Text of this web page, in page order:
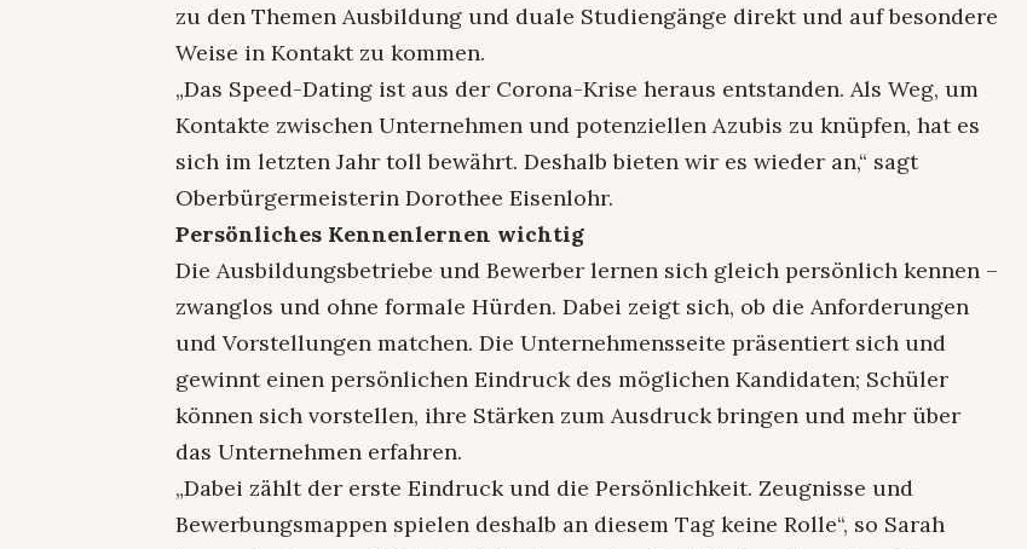
zu den Themen Ausbildung und duale Studiengänge direkt und auf besondere
Weise in Kontakt zu kommen.
„Das Speed-Dating ist aus der Corona-Krise heraus entstanden. Als Weg, um
Kontakte zwischen Unternehmen und potenziellen Azubis zu knüpfen, hat es
sich im letzten Jahr toll bewährt. Deshalb bieten wir es wieder an,“ sagt
Oberbürgermeisterin Dorothee Eisenlohr.
Persönliches Kennenlernen wichtig
Die Ausbildungsbetriebe und Bewerber lernen sich gleich persönlich kennen –
zwanglos und ohne formale Hürden. Dabei zeigt sich, ob die Anforderungen
und Vorstellungen matchen. Die Unternehmensseite präsentiert sich und
gewinnt einen persönlichen Eindruck des möglichen Kandidaten; Schüler
können sich vorstellen, ihre Stärken zum Ausdruck bringen und mehr über
das Unternehmen erfahren.
„Dabei zählt der erste Eindruck und die Persönlichkeit. Zeugnisse und
Bewerbungsmappen spielen deshalb an diesem Tag keine Rolle“, so Sarah